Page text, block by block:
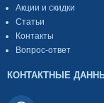
Акции и скидки
Статьи
Контакты
Вопрос-ответ
КОНТАКТНЫЕ